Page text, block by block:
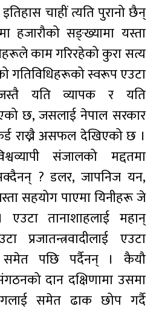
चाहीं त्यति पुरानो छैन्
हजारौको सङ्ख्यामा यस्ता
काम गरिरहेको कुरा सत्य
गतिविधिहरूको स्वरूप एउटा
यति व्यापक र यति
छ, जसलाई नेपाल सरकार
राख्नै असफल देखिएको छ ।
संजालको मद्दतमा
? डलर, जापनिज यन,
सहयोग पाएमा यिनीहरू जे
तानाशाहलाई महान्
प्रजातन्त्रवादीलाई एउटा
समेत पछि पर्दैनन् । कैयौ
दान दक्षिणामा उसमा
समेत ढाक छोप गर्दै